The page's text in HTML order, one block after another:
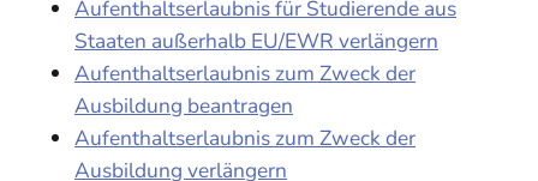
Aufenthaltserlaubnis für Studierende aus
Staaten außerhalb EU/EWR verlängern
Aufenthaltserlaubnis zum Zweck der
Ausbildung beantragen
Aufenthaltserlaubnis zum Zweck der
Ausbildung verlängern